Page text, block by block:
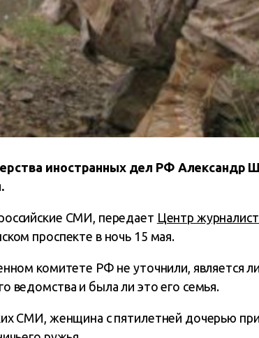
иностранных дел РФ Александр
СМИ, передает Центр
проспекте в ночь 15 мая.
комитете РФ не уточнили, является
ведомства и была ли это его семья.
СМИ, женщина с пятилетней дочерью